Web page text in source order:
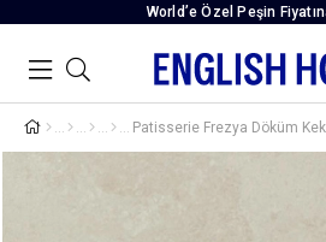
World’e Özel Peşin
Patisserie Frezya Döküm